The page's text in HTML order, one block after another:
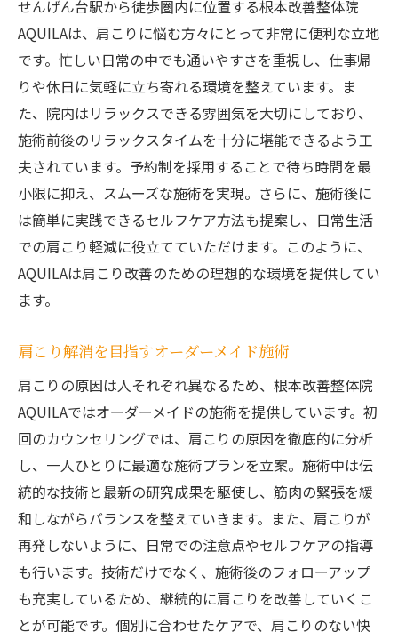
ン施術
肩こりケアに特化した根本改善整体院AQUILAを
選ぶ理由
肩こり専門の高い技術力と実績
地域からの信頼と高評価の理由
肩こりケアに特化した設備と環境
施術の効果を実感する顧客の声
肩こりの改善に向けた充実のサポート
せんげん台で選ばれる整体院の魅力
せんげん台駅から徒歩圏内に位置する根本改善整体院
AQUILAは、肩こりに悩む方々にとって非常に便利な立地
です。忙しい日常の中でも通いやすさを重視し、仕事帰
りや休日に気軽に立ち寄れる環境を整えています。ま
た、院内はリラックスできる雰囲気を大切にしており、
施術前後のリラックスタイムを十分に堪能できるよう工
夫されています。予約制を採用することで待ち時間を最
小限に抑え、スムーズな施術を実現。さらに、施術後に
は簡単に実践できるセルフケア方法も提案し、日常生活
での肩こり軽減に役立てていただけます。このように、
AQUILAは肩こり改善のための理想的な環境を提供してい
ます。
肩こり解消を目指すオーダーメイド施術
肩こりの原因は人それぞれ異なるため、根本改善整体院
AQUILAではオーダーメイドの施術を提供しています。初
回のカウンセリングでは、肩こりの原因を徹底的に分析
し、一人ひとりに最適な施術プランを立案。施術中は伝
統的な技術と最新の研究成果を駆使し、筋肉の緊張を緩
和しながらバランスを整えていきます。また、肩こりが
再発しないように、日常での注意点やセルフケアの指導
も行います。技術だけでなく、施術後のフォローアップ
も充実しているため、継続的に肩こりを改善していくこ
とが可能です。個別に合わせたケアで、肩こりのない快